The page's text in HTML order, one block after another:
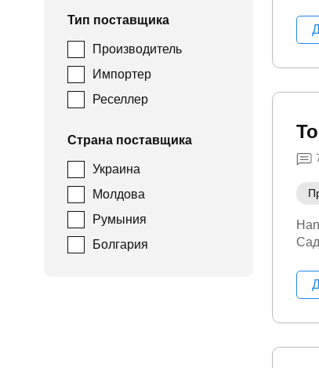
Тип поставщика
Производитель
Импортер
Реселлер
Страна поставщика
Украина
Молдова
Румыния
Болгария